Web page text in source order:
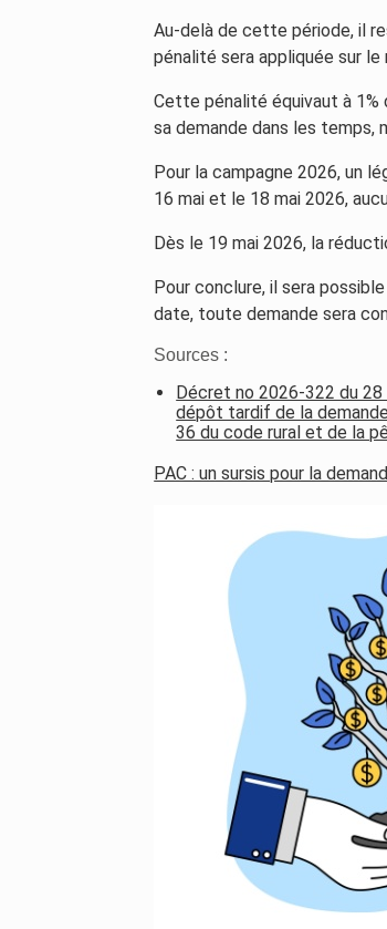
Au-delà de cette période, il
pénalité sera appliquée sur
Cette pénalité équivaut à 1%
sa demande dans les temps,
Pour la campagne 2026, un
16 mai et le 18 mai 2026,
Dès le 19 mai 2026, la
Pour conclure, il sera
date, toute demande sera
Sources :
Décret no 2026-322 du
dépôt tardif de la
36 du code rural et de la
PAC : un sursis pour la